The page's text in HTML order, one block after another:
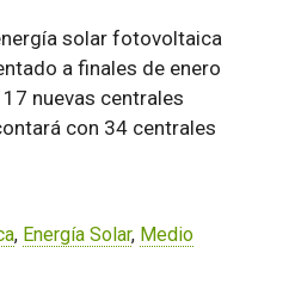
solar fotovoltaica
a finales de enero
nuevas centrales
con 34 centrales
, Energía Solar, Medio